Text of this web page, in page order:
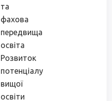
та
фахова
передвища
освіта
Розвиток
потенціалу
вищої
освіти